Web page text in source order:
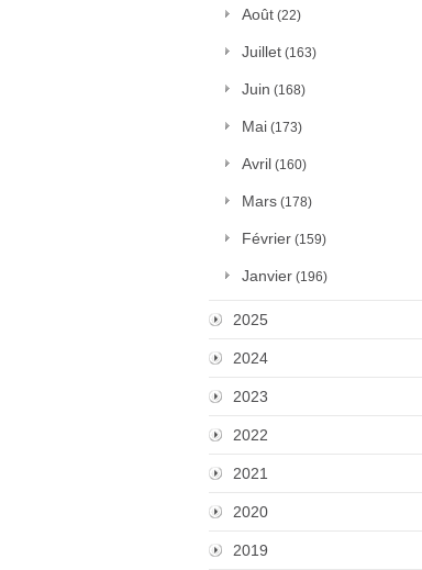
Août (22)
Juillet (163)
Juin (168)
Mai (173)
Avril (160)
Mars (178)
Février (159)
Janvier (196)
2025
2024
2023
2022
2021
2020
2019